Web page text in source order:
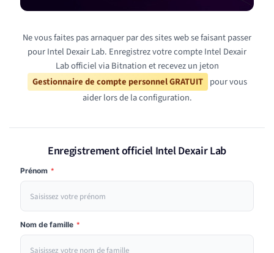
Ne vous faites pas arnaquer par des sites web se faisant passer
pour Intel Dexair Lab. Enregistrez votre compte Intel Dexair
Lab officiel via Bitnation et recevez un jeton
Gestionnaire de compte personnel GRATUIT pour vous
aider lors de la configuration.
Enregistrement officiel Intel Dexair Lab
Prénom *
Nom de famille *